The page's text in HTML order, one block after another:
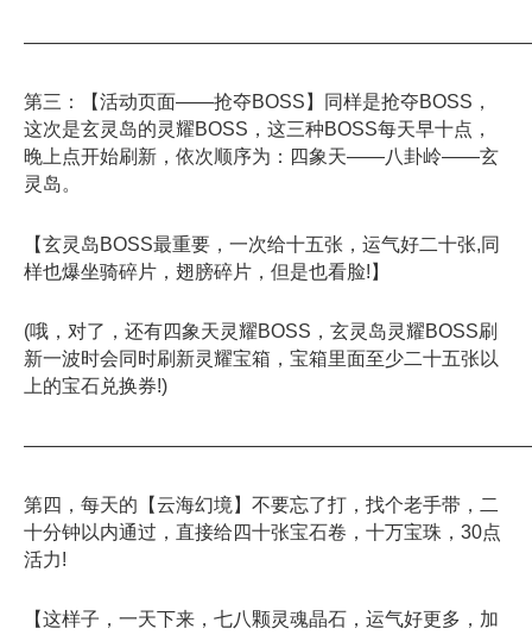
第三：【活动页面——抢夺BOSS】同样是抢夺BOSS，
这次是玄灵岛的灵耀BOSS，这三种BOSS每天早十点，
晚上点开始刷新，依次顺序为：四象天——八卦岭——玄
灵岛。
【玄灵岛BOSS最重要，一次给十五张，运气好二十张,同
样也爆坐骑碎片，翅膀碎片，但是也看脸!】
(哦，对了，还有四象天灵耀BOSS，玄灵岛灵耀BOSS刷
新一波时会同时刷新灵耀宝箱，宝箱里面至少二十五张以
上的宝石兑换券!)
第四，每天的【云海幻境】不要忘了打，找个老手带，二
十分钟以内通过，直接给四十张宝石卷，十万宝珠，30点
活力!
【这样子，一天下来，七八颗灵魂晶石，运气好更多，加